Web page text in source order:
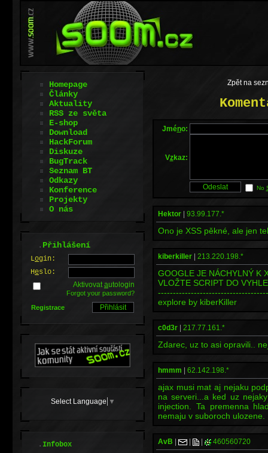
Zpět na
Jméno:
Vzkaz:
No
Hektor 93.99.177.*
Ono je XSS pěkné, ale jen
kiberkiller 213.220.198.*
GOOGLE JE NÁCHYLNÝ K
VLOŽTE SCRIPT DO
explore by kiberKiller
c0d3r 217.77.161.*
Zdarec, uz to asi opravili..
hmmm 62.142.198.*
ajax musi mat aj nejaku
na serveri...a ked uz
injection. Ta premenna
nemaju v suboroch ulozene.
AvB 460560720
Homepage
Články
Aktuality
RSS ze světa
E-shop
Download
HackForum
Diskuze
BugTrack
Seznam BT
Odkazy
Konference
Projekty
O nás
.Přihlášení
Login:
Heslo:
Aktivovatautologin
Forgot your password?
Registrace
Select Language ▼
.Infobox